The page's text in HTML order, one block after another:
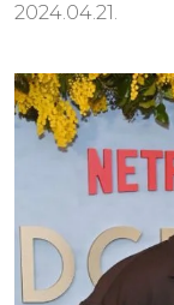
2024.04.21.